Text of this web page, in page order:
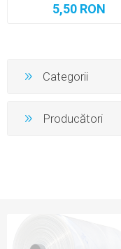
5,50 RON
Categorii
Producători